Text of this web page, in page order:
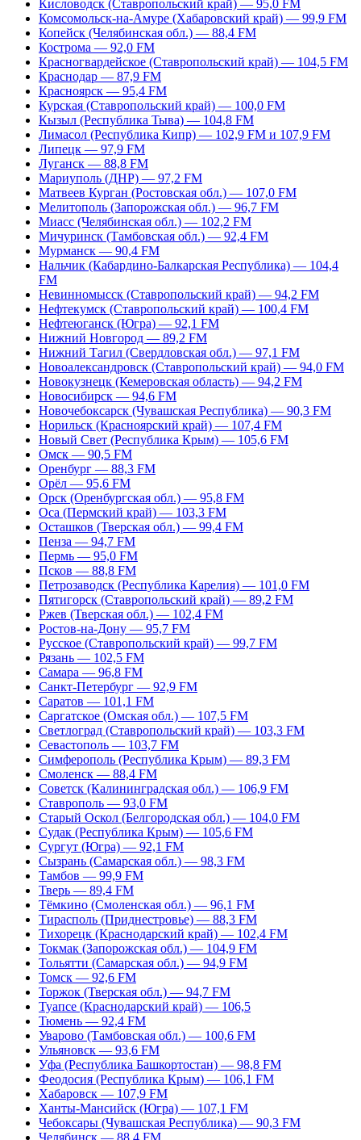
Кисловодск (Ставропольский край) — 95,0 FM
Комсомольск-на-Амуре (Хабаровский край) — 99,9 FM
Копейск (Челябинская обл.) — 88,4 FM
Кострома — 92,0 FM
Красногвардейское (Ставропольский край) — 104,5 FM
Краснодар — 87,9 FM
Красноярск — 95,4 FM
Курская (Ставропольский край) — 100,0 FM
Кызыл (Республика Тыва) — 104,8 FM
Лимасол (Республика Кипр) — 102,9 FM и 107,9 FM
Липецк — 97,9 FM
Луганск — 88,8 FM
Мариуполь (ДНР) — 97,2 FM
Матвеев Курган (Ростовская обл.) — 107,0 FM
Мелитополь (Запорожская обл.) — 96,7 FM
Миасс (Челябинская обл.) — 102,2 FM
Мичуринск (Тамбовская обл.) — 92,4 FM
Мурманск — 90,4 FM
Нальчик (Кабардино-Балкарская Республика) — 104,4
FM
Невинномысск (Ставропольский край) — 94,2 FM
Нефтекумск (Ставропольский край) — 100,4 FM
Нефтеюганск (Югра) — 92,1 FM
Нижний Новгород — 89,2 FM
Нижний Тагил (Свердловская обл.) — 97,1 FM
Новоалександровск (Ставропольский край) — 94,0 FM
Новокузнецк (Кемеровская область) — 94,2 FM
Новосибирск — 94,6 FM
Новочебоксарск (Чувашская Республика) — 90,3 FM
Норильск (Красноярский край) — 107,4 FM
Новый Свет (Республика Крым) — 105,6 FM
Омск — 90,5 FM
Оренбург — 88,3 FM
Орёл — 95,6 FM
Орск (Оренбургская обл.) — 95,8 FM
Оса (Пермский край) — 103,3 FM
Осташков (Тверская обл.) — 99,4 FM
Пенза — 94,7 FM
Пермь — 95,0 FM
Псков — 88,8 FM
Петрозаводск (Республика Карелия) — 101,0 FM
Пятигорск (Ставропольский край) — 89,2 FM
Ржев (Тверская обл.) — 102,4 FM
Ростов-на-Дону — 95,7 FM
Русское (Ставропольский край) — 99,7 FM
Рязань — 102,5 FM
Самара — 96,8 FM
Санкт-Петербург — 92,9 FM
Саратов — 101,1 FM
Саргатское (Омская обл.) — 107,5 FM
Светлоград (Ставропольский край) — 103,3 FM
Севастополь — 103,7 FM
Симферополь (Республика Крым) — 89,3 FM
Смоленск — 88,4 FM
Советск (Калининградская обл.) — 106,9 FM
Ставрополь — 93,0 FM
Старый Оскол (Белгородская обл.) — 104,0 FM
Судак (Республика Крым) — 105,6 FM
Сургут (Югра) — 92,1 FM
Сызрань (Самарская обл.) — 98,3 FM
Тамбов — 99,9 FM
Тверь — 89,4 FM
Тёмкино (Смоленская обл.) — 96,1 FM
Тирасполь (Приднестровье) — 88,3 FM
Тихорецк (Краснодарский край) — 102,4 FM
Токмак (Запорожская обл.) — 104,9 FM
Тольятти (Самарская обл.) — 94,9 FM
Томск — 92,6 FM
Торжок (Тверская обл.) — 94,7 FM
Туапсе (Краснодарский край) — 106,5
Тюмень — 92,4 FM
Уварово (Тамбовская обл.) — 100,6 FM
Ульяновск — 93,6 FM
Уфа (Республика Башкортостан) — 98,8 FM
Феодосия (Республика Крым) — 106,1 FM
Хабаровск — 107,9 FM
Ханты-Мансийск (Югра) — 107,1 FM
Чебоксары (Чувашская Республика) — 90,3 FM
Челябинск — 88,4 FM